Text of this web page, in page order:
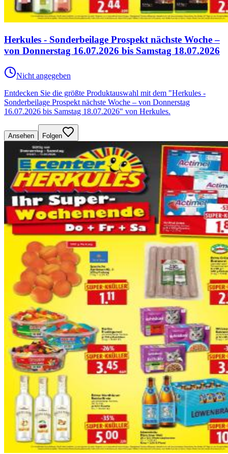
Herkules - Sonderbeilage Prospekt nächste Woche –
von Donnerstag 16.07.2026 bis Samstag 18.07.2026
Nicht angegeben
Entdecken Sie die größte Produktauswahl mit dem "Herkules -
Sonderbeilage Prospekt nächste Woche – von Donnerstag
16.07.2026 bis Samstag 18.07.2026" von Herkules.
Ansehen Folgen